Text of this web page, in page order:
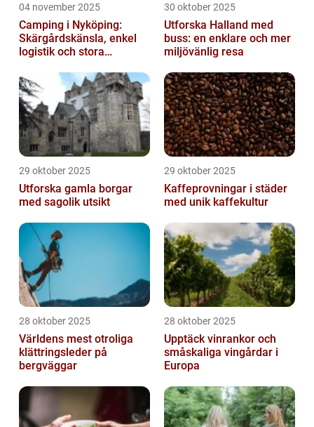
04 november 2025
Camping i Nyköping:
Skärgårdskänsla, enkel
logistik och stora
30 oktober 2025
Utforska Halland med
buss: en enklare och mer
miljövänlig resa
29 oktober 2025
Utforska gamla borgar
med sagolik utsikt
29 oktober 2025
Kaffeprovningar i städer
med unik kaffekultur
28 oktober 2025
Världens mest otroliga
klättringsleder på
bergväggar
28 oktober 2025
Upptäck vinrankor och
småskaliga vingårdar i
Europa